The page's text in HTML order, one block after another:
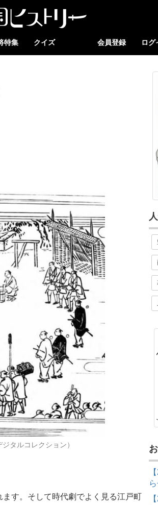
特集 クイズ 会員登録 ログ
タルコレクション）
す。そして時代劇でよく見る江戸町